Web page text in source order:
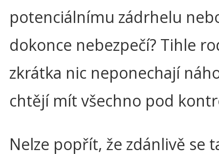
potenciálnímu zádrhelu
dokonce nebezpečí? Tihle
zkrátka nic neponechají
chtějí mít všechno pod
Nelze popřít, že zdánlivě se